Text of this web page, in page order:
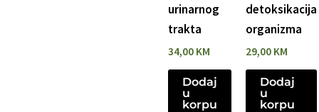
urinarnog
trakta
34,00 KM
Dodaj
u
korpu
detoksikacija
organizma
29,00 KM
Dodaj
u
korpu